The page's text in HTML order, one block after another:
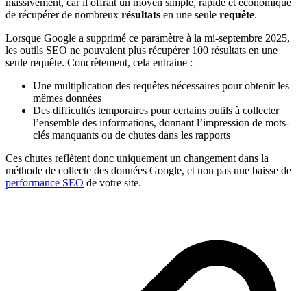
de récupérer de nombreux résultats en une seule requête.
Lorsque Google a supprimé ce paramètre à la mi-septembre 2025,
les outils SEO ne pouvaient plus récupérer 100 résultats en une
seule requête. Concrètement, cela entraine :
Une multiplication des requêtes nécessaires pour obtenir les
mêmes données
Des difficultés temporaires pour certains outils à collecter
l’ensemble des informations, donnant l’impression de mots-
clés manquants ou de chutes dans les rapports
Ces chutes reflètent donc uniquement un changement dans la
méthode de collecte des données Google, et non pas une baisse de
performance SEO de votre site.